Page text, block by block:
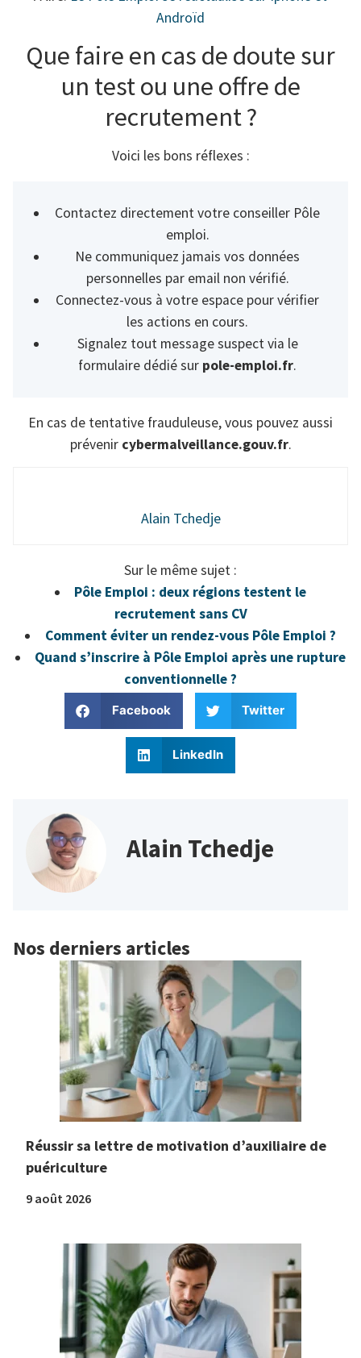
Androïd
Que faire en cas de doute sur
un test ou une offre de
recrutement ?
Voici les bons réflexes :
Contactez directement votre conseiller Pôle
emploi.
Ne communiquez jamais vos données
personnelles par email non vérifié.
Connectez-vous à votre espace pour vérifier
les actions en cours.
Signalez tout message suspect via le
formulaire dédié sur pole-emploi.fr.
En cas de tentative frauduleuse, vous pouvez aussi
prévenir cybermalveillance.gouv.fr.
Alain Tchedje
Sur le même sujet :
Pôle Emploi : deux régions testent le
recrutement sans CV
Comment éviter un rendez-vous Pôle Emploi ?
Quand s’inscrire à Pôle Emploi après une rupture
conventionnelle ?
Facebook Twitter
LinkedIn
Alain Tchedje
Nos derniers articles
Réussir sa lettre de motivation d’auxiliaire de
puériculture
9 août 2026